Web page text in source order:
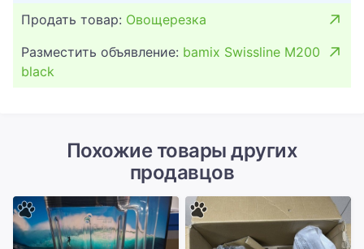
Продать товар: Овощерезка
Разместить объявление: bamix Swissline M200
black
Похожие товары других
продавцов